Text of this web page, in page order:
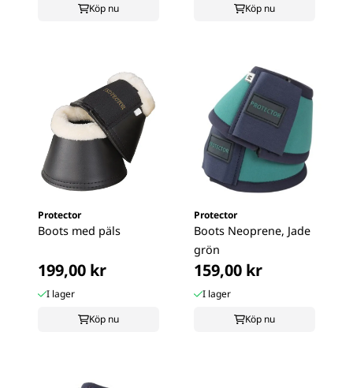
Köp nu
Köp nu
Protector
Boots med päls
199,00 kr
I lager
Köp nu
Protector
Boots Neoprene, Jade
grön
159,00 kr
I lager
Köp nu